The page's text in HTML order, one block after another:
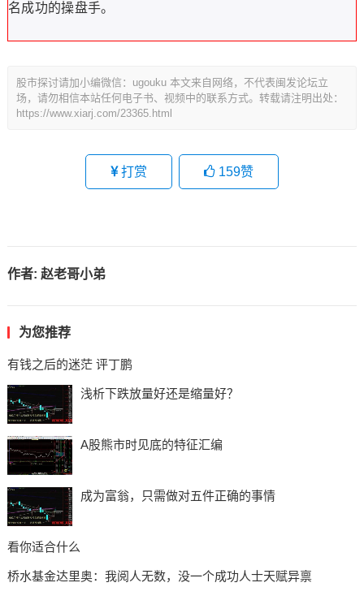
名成功的操盘手。
股市探讨请加小编微信：ugouku 本文来自网络，不代表闽发论坛立
场，请勿相信本站任何电子书、视频中的联系方式。转载请注明出处：
https://www.xiarj.com/23365.html
打赏 159赞
作者: 赵老哥小弟
为您推荐
有钱之后的迷茫 评丁鹏
浅析下跌放量好还是缩量好？
A股熊市时见底的特征汇编
成为富翁，只需做对五件正确的事情
看你适合什么
桥水基金达里奥：我阅人无数，没一个成功人士天赋异禀